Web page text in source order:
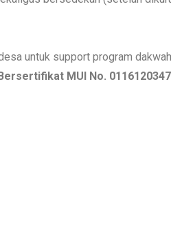
untuk support program
MUI No.